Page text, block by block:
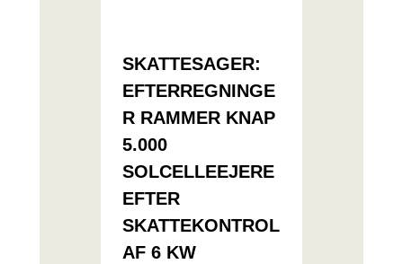
SKATTESAGER:
EFTERREGNINGE
R RAMMER KNAP
5.000
SOLCELLEEJERE
EFTER
SKATTEKONTROL
AF 6 KW